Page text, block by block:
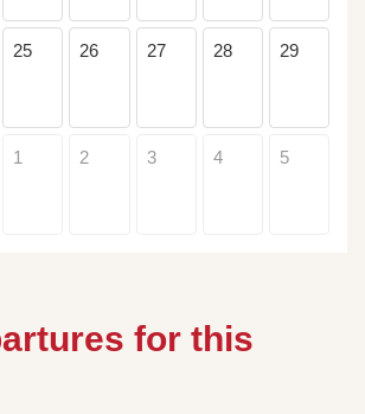
25 26 27 28 29
1 2 3 4 5
for this